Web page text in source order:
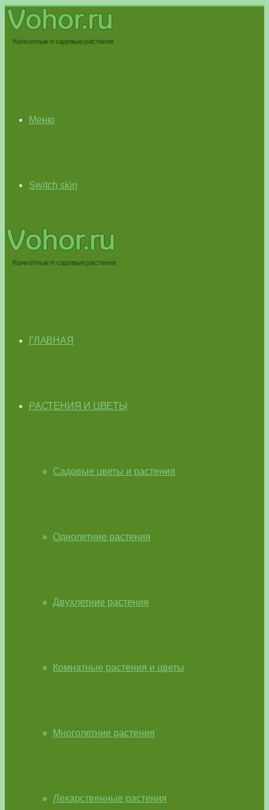
Меню
Switch skin
ГЛАВНАЯ
РАСТЕНИЯ И ЦВЕТЫ
Садовые цветы и растения
Однолетние растения
Двухлетние растения
Комнатные растения и цветы
Многолетние растения
Лекарственные растения